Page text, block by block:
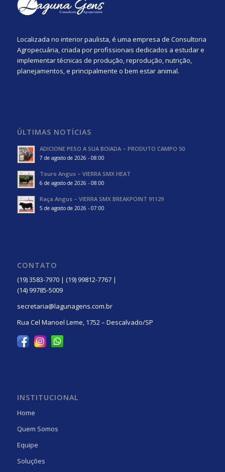
Localizada no interior paulista, é uma empresa de Consultoria
Agropecuária, criada por profissionais dedicados a estudar e
implementar técnicas de produção, reprodução, nutrição,
planejamentos, e principalmente o bem estar animal.
ÚLTIMAS NOTÍCIAS
ADICIONE PESO A SUA BOIADA – PRODUTO CAMPO 50
7 de agosto de 2026 - 08:00
Touro Angus – VIERRA SMX HEAT
6 de agosto de 2026 - 08:00
Raça Angus – VIERRA SMX BREAKPOINT 91129
5 de agosto de 2026 - 07:00
CONTATO
(19) 3583-7970 | (19) 99812-7767 |
(14) 99785-5009
secretaria@lagunagens.com.br
Rua Cel Manoel Leme, 1752 – Descalvado/SP
INSTITUCIONAL
Home
Quem Somos
Equipe
Soluções